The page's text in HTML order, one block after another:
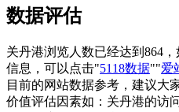
数据评估
关丹港浏览人数已经达到864
信息，可以点击"5118数据""爱
目前的网站数据参考，建议大
价值评估因素如：关丹港的访